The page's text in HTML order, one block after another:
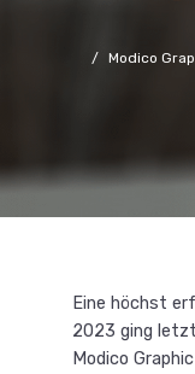
Modico
Eine höchst
2023 ging
Modico